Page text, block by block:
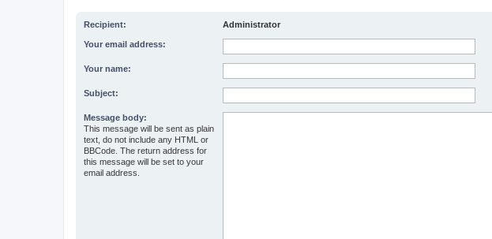
Recipient: Administrator
Your email address:
Your name:
Subject:
Message body:
This message will be sent as plain
text, do not include any HTML or
BBCode. The return address for
this message will be set to your
email address.